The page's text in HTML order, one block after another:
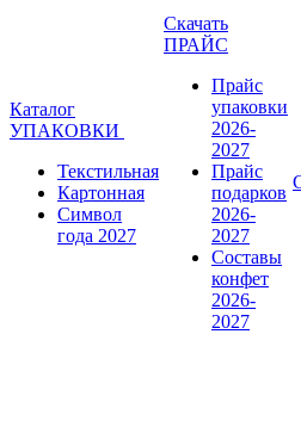
Каталог
УПАКОВКИ
Текстильная
Картонная
Символ
года 2027
Скачать
ПРАЙС
Прайс
упаковки
2026-
2027
Прайс
подарков
2026-
2027
Составы
конфет
2026-
2027